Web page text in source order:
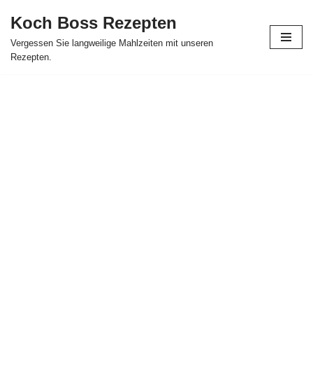
Skip
to
Koch Boss Rezepten
Vergessen Sie langweilige Mahlzeiten mit unseren
Rezepten.